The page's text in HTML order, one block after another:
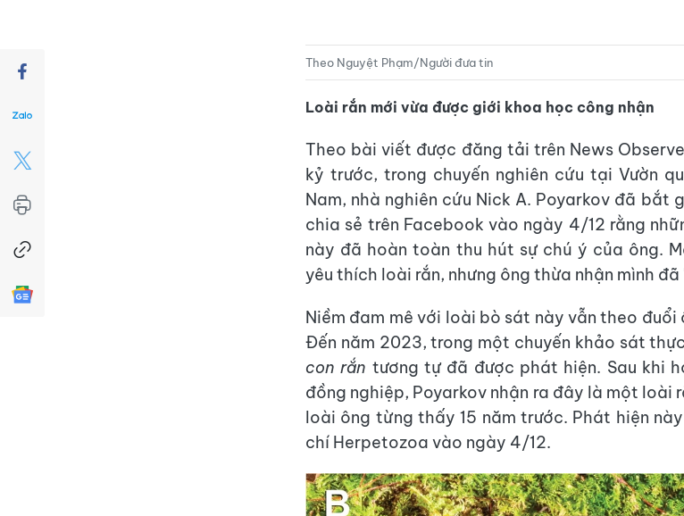
Theo Nguyệt Phạm/Người đưa tin
Loài rắn mới vừa được giới khoa học công nhận
Theo bài viết được đăng tải trên News
kỷ trước, trong chuyến nghiên cứu tại Vườn
Nam, nhà nghiên cứu Nick A. Poyarkov đã bắt
chia sẻ trên Facebook vào ngày 4/12 rằng
này đã hoàn toàn thu hút sự chú ý của ông.
yêu thích loài rắn, nhưng ông thừa nhận mình
Niềm đam mê với loài bò sát này vẫn theo đuổi
Đến năm 2023, trong một chuyến khảo sát
con rắn tương tự đã được phát hiện. Sau khi
đồng nghiệp, Poyarkov nhận ra đây là một loài
loài ông từng thấy 15 năm trước. Phát hiện
chí Herpetozoa vào ngày 4/12.